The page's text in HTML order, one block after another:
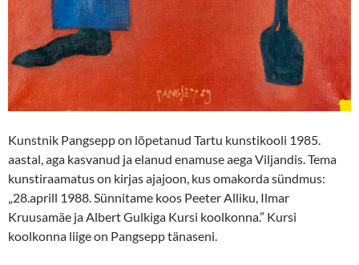
Kunstnik Pangsepp on lõpetanud Tartu kunstikooli 1985.
aastal, aga kasvanud ja elanud enamuse aega Viljandis. Tema
kunstiraamatus on kirjas ajajoon, kus omakorda sündmus:
„28.aprill 1988. Sünnitame koos Peeter Alliku, Ilmar
Kruusamäe ja Albert Gulkiga Kursi koolkonna.” Kursi
koolkonna liige on Pangsepp tänaseni.